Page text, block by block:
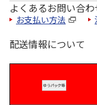
よくあるお問い合わ
お支払い方法
配送情報について